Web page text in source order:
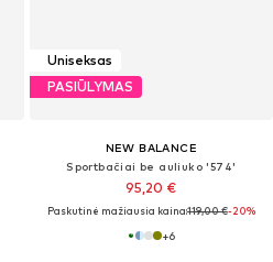
Uniseksas
PASIŪLYMAS
NEW BALANCE
Sportbačiai be auliuko '574'
95,20 €
Paskutinė mažiausia kaina:119,00 €-20%
+6